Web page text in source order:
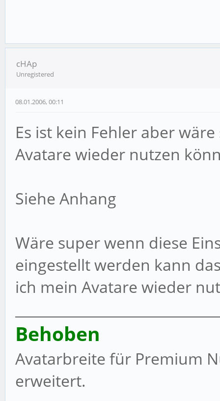
cHAp
Unregistered
08.01.2006, 00:11
Es ist kein Fehler aber
Avatare wieder nutzen
Siehe Anhang
Wäre super wenn diese
eingestellt werden kann
ich mein Avatare wieder
Behoben
Avatarbreite für Premium
erweitert.